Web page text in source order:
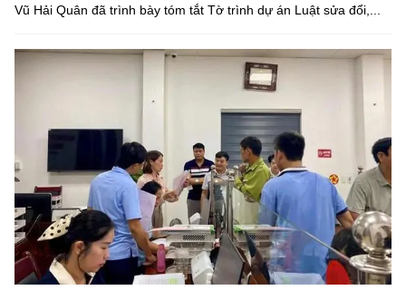
Vũ Hải Quân đã trình bày tóm tắt Tờ trình dự án Luật sửa đổi,...